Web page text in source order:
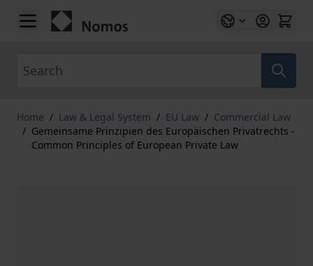
Skip to Content
Home / Law & Legal System / EU Law / Commercial Law
/ Gemeinsame Prinzipien des Europäischen Privatrechts -
Common Principles of European Private Law